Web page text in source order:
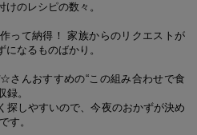
のレシピの数々。
って納得！ 家族からのリクエストが
なるものばかり。
んおすすめの“この組み合わせで食
録。
探しやすいので、今夜のおかずが決め
す。